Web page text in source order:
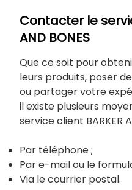
Contacter le
AND BONES
Que ce soit pour
leurs produits, poser
ou partager votre
il existe plusieurs
service client BARKER
Par téléphone ;
Par e-mail ou le
Via le courrier postal.